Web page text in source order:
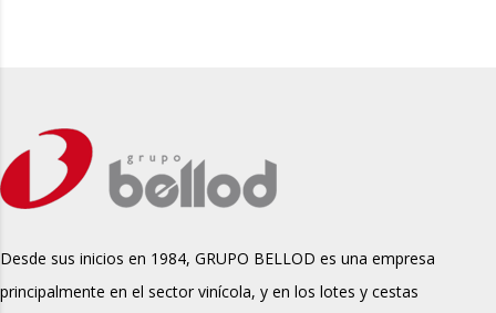
Desde sus inicios en 1984, GRUPO BELLOD es una empresa
principalmente en el sector vinícola, y en los lotes y cestas